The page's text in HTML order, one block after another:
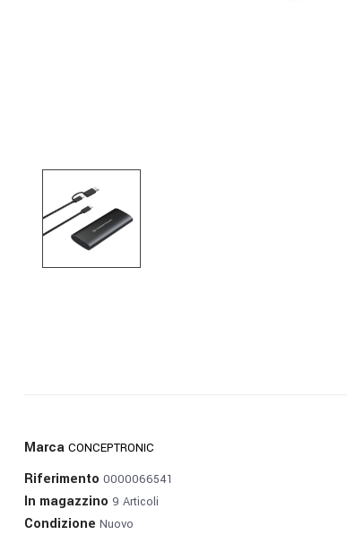
Marca CONCEPTRONIC
Riferimento 0000066541
In magazzino 9 Articoli
Condizione Nuovo